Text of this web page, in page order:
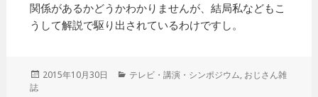
関係があるかどうかわかりませんが、結局私などもこ
うして解説で駆り出されているわけですし。
投
2015年10月30日
カ
テレビ・講演・シンポジウム, おじさん雑
誌